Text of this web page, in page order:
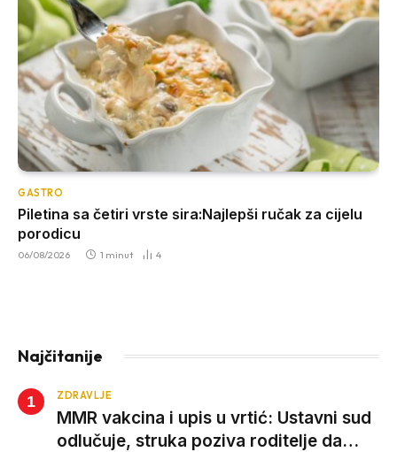
GASTRO
Piletina sa četiri vrste sira:Najlepši ručak za cijelu
porodicu
06/08/2026 1 minut 4
Najčitanije
ZDRAVLJE
MMR vakcina i upis u vrtić: Ustavni sud
odlučuje, struka poziva roditelje da